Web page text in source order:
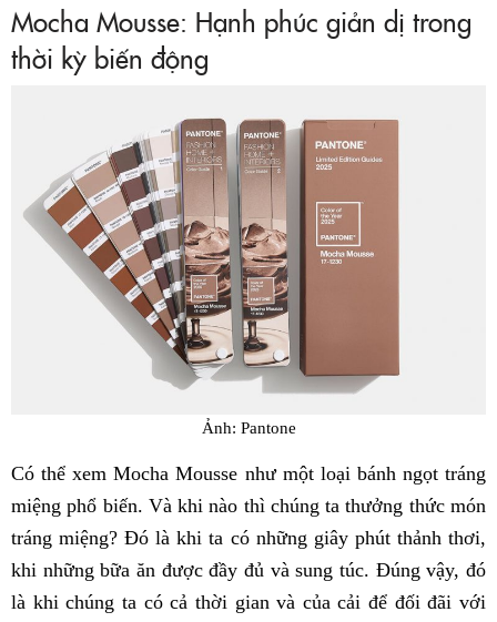
Mocha Mousse: Hạnh phúc giản dị trong
thời kỳ biến động
Ảnh: Pantone
Có thể xem Mocha Mousse như một loại bánh ngọt tráng
miệng phổ biến. Và khi nào thì chúng ta thưởng thức món
tráng miệng? Đó là khi ta có những giây phút thảnh thơi,
khi những bữa ăn được đầy đủ và sung túc. Đúng vậy, đó
là khi chúng ta có cả thời gian và của cải để đối đãi với